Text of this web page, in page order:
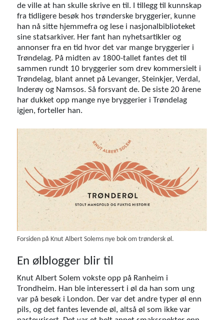
de ville at han skulle skrive en til. I tillegg til kunnskap
fra tidligere besøk hos trønderske bryggerier, kunne
han nå sitte hjemmefra og lese i nasjonalbiblioteket
sine statsarkiver. Her fant han nyhetsartikler og
annonser fra en tid hvor det var mange bryggerier i
Trøndelag. På midten av 1800-tallet fantes det til
sammen rundt 10 bryggerier som drev kommersielt i
Trøndelag, blant annet på Levanger, Steinkjer, Verdal,
Inderøy og Namsos. Så forsvant de. De siste 20 årene
har dukket opp mange nye bryggerier i Trøndelag
igjen, forteller han.
Forsiden på Knut Albert Solems nye bok om trøndersk øl.
En ølblogger blir til
Knut Albert Solem vokste opp på Ranheim i
Trondheim. Han ble interessert i øl da han som ung
var på besøk i London. Der var det andre typer øl enn
pils, og det fantes levende øl, altså øl som ikke var